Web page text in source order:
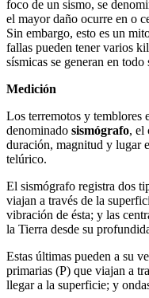
foco de un sismo, se
el mayor daño ocurre en o
Sin embargo, esto es un
fallas pueden tener varios
sísmicas se generan en todo
Medición
Los terremotos y temblores
denominado sismógrafo, el
duración, magnitud y lugar
telúrico.
El sismógrafo registra dos
viajan a través de la
vibración de ésta; y las
la Tierra desde su
Estas últimas pueden a su
primarias (P) que viajan a
llegar a la superficie; y